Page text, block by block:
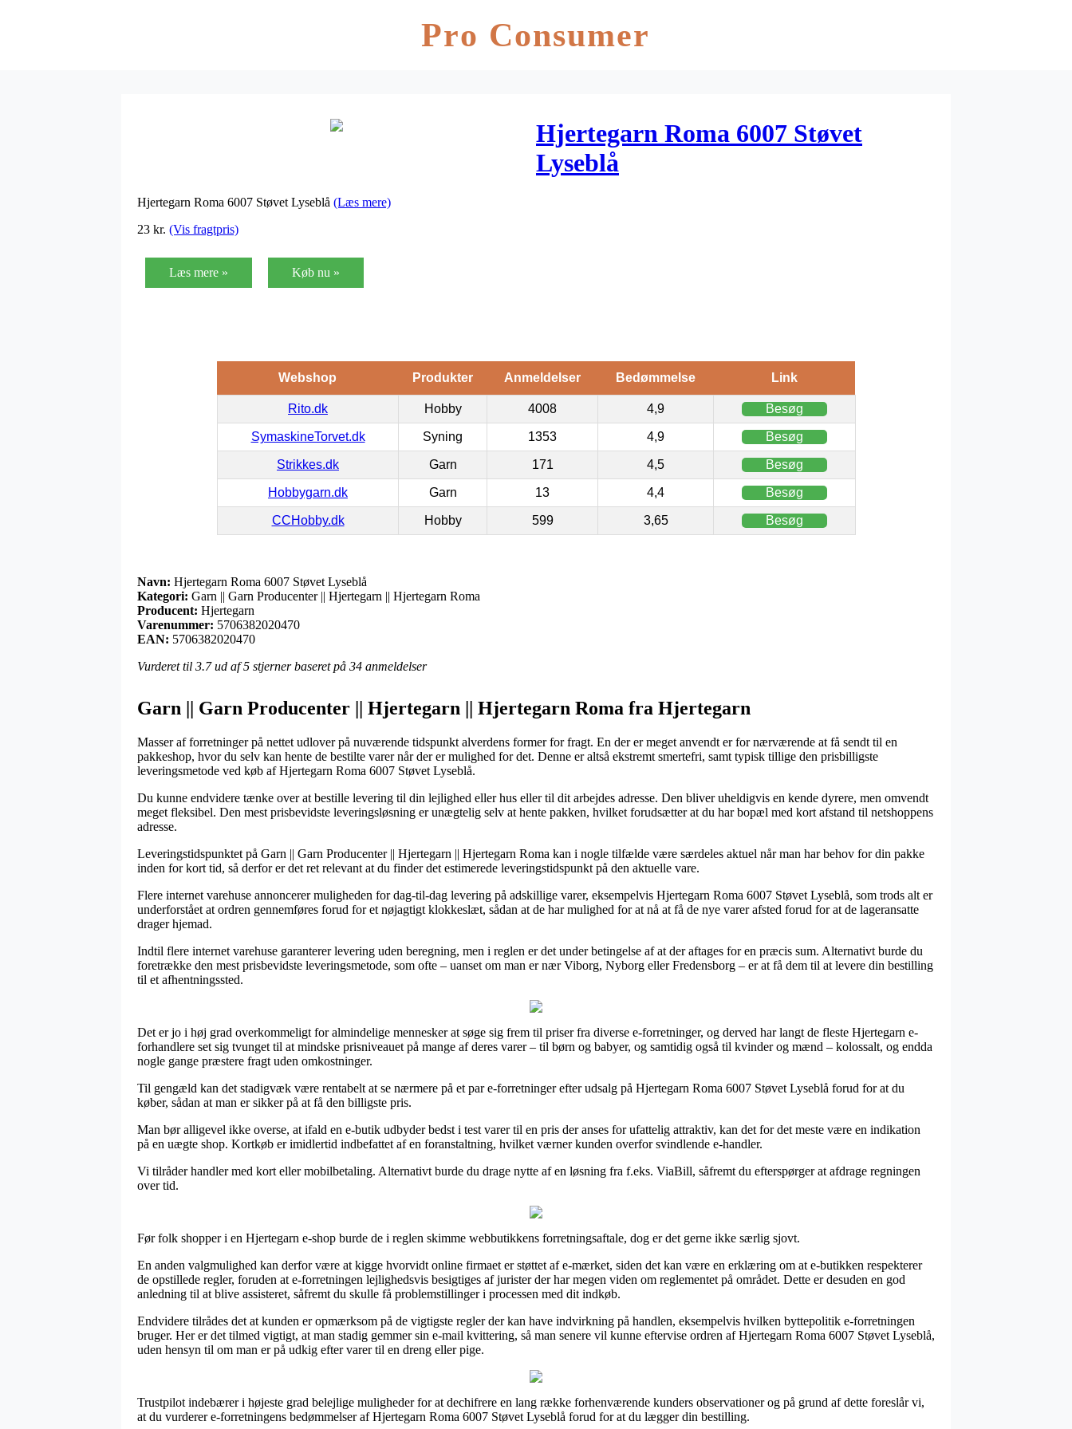
Pro Consumer
Hjertegarn Roma 6007 Støvet
Lyseblå
Hjertegarn Roma 6007 Støvet Lyseblå (Læs mere)
23 kr. (Vis fragtpris)
Læs mere » Køb nu »
Webshop Produkter Anmeldelser Bedømmelse Link
Rito.dk Hobby 4008 4,9 Besøg
SymaskineTorvet.dk Syning 1353 4,9 Besøg
Strikkes.dk Garn 171 4,5 Besøg
Hobbygarn.dk Garn 13 4,4 Besøg
CCHobby.dk Hobby 599 3,65 Besøg
Navn: Hjertegarn Roma 6007 Støvet Lyseblå
Kategori: Garn || Garn Producenter || Hjertegarn || Hjertegarn Roma
Producent: Hjertegarn
Varenummer: 5706382020470
EAN: 5706382020470
Vurderet til 3.7ud af 5 stjerner baseret på 34 anmeldelser
Garn || Garn Producenter || Hjertegarn || Hjertegarn Roma fra Hjertegarn
Masser af forretninger på nettet udlover på nuværende tidspunkt alverdens former for fragt. En der er meget anvendt er for nærværende at få sendt til en
pakkeshop, hvor du selv kan hente de bestilte varer når der er mulighed for det. Denne er altså ekstremt smertefri, samt typisk tillige den prisbilligste
leveringsmetode ved køb af Hjertegarn Roma 6007 Støvet Lyseblå.
Du kunne endvidere tænke over at bestille levering til din lejlighed eller hus eller til dit arbejdes adresse. Den bliver uheldigvis en kende dyrere, men omvendt
meget fleksibel. Den mest prisbevidste leveringsløsning er unægtelig selv at hente pakken, hvilket forudsætter at du har bopæl med kort afstand til netshoppens
adresse.
Leveringstidspunktet på Garn || Garn Producenter || Hjertegarn || Hjertegarn Roma kan i nogle tilfælde være særdeles aktuel når man har behov for din pakke
inden for kort tid, så derfor er det ret relevant at du finder det estimerede leveringstidspunkt på den aktuelle vare.
Flere internet varehuse annoncerer muligheden for dag-til-dag levering på adskillige varer, eksempelvis Hjertegarn Roma 6007 Støvet Lyseblå, som trods alt er
underforstået at ordren gennemføres forud for et nøjagtigt klokkeslæt, sådan at de har mulighed for at nå at få de nye varer afsted forud for at de lageransatte
drager hjemad.
Indtil flere internet varehuse garanterer levering uden beregning, men i reglen er det under betingelse af at der aftages for en præcis sum. Alternativt burde du
foretrække den mest prisbevidste leveringsmetode, som ofte – uanset om man er nær Viborg, Nyborg eller Fredensborg – er at få dem til at levere din bestilling
til et afhentningssted.
Det er jo i høj grad overkommeligt for almindelige mennesker at søge sig frem til priser fra diverse e-forretninger, og derved har langt de fleste Hjertegarn e-
forhandlere set sig tvunget til at mindske prisniveauet på mange af deres varer – til børn og babyer, og samtidig også til kvinder og mænd – kolossalt, og endda
nogle gange præstere fragt uden omkostninger.
Til gengæld kan det stadigvæk være rentabelt at se nærmere på et par e-forretninger efter udsalg på Hjertegarn Roma 6007 Støvet Lyseblå forud for at du
køber, sådan at man er sikker på at få den billigste pris.
Man bør alligevel ikke overse, at ifald en e-butik udbyder bedst i test varer til en pris der anses for ufattelig attraktiv, kan det for det meste være en indikation
på en uægte shop. Kortkøb er imidlertid indbefattet af en foranstaltning, hvilket værner kunden overfor svindlende e-handler.
Vi tilråder handler med kort eller mobilbetaling. Alternativt burde du drage nytte af en løsning fra f.eks. ViaBill, såfremt du efterspørger at afdrage regningen
over tid.
Før folk shopper i en Hjertegarn e-shop burde de i reglen skimme webbutikkens forretningsaftale, dog er det gerne ikke særlig sjovt.
En anden valgmulighed kan derfor være at kigge hvorvidt online firmaet er støttet af e-mærket, siden det kan være en erklæring om at e-butikken respekterer
de opstillede regler, foruden at e-forretningen lejlighedsvis besigtiges af jurister der har megen viden om reglementet på området. Dette er desuden en god
anledning til at blive assisteret, såfremt du skulle få problemstillinger i processen med dit indkøb.
Endvidere tilrådes det at kunden er opmærksom på de vigtigste regler der kan have indvirkning på handlen, eksempelvis hvilken byttepolitik e-forretningen
bruger. Her er det tilmed vigtigt, at man stadig gemmer sin e-mail kvittering, så man senere vil kunne eftervise ordren af Hjertegarn Roma 6007 Støvet Lyseblå,
uden hensyn til om man er på udkig efter varer til en dreng eller pige.
Trustpilot indebærer i højeste grad belejlige muligheder for at dechifrere en lang række forhenværende kunders observationer og på grund af dette foreslår vi,
at du vurderer e-forretningens bedømmelser af Hjertegarn Roma 6007 Støvet Lyseblå forud for at du lægger din bestilling.